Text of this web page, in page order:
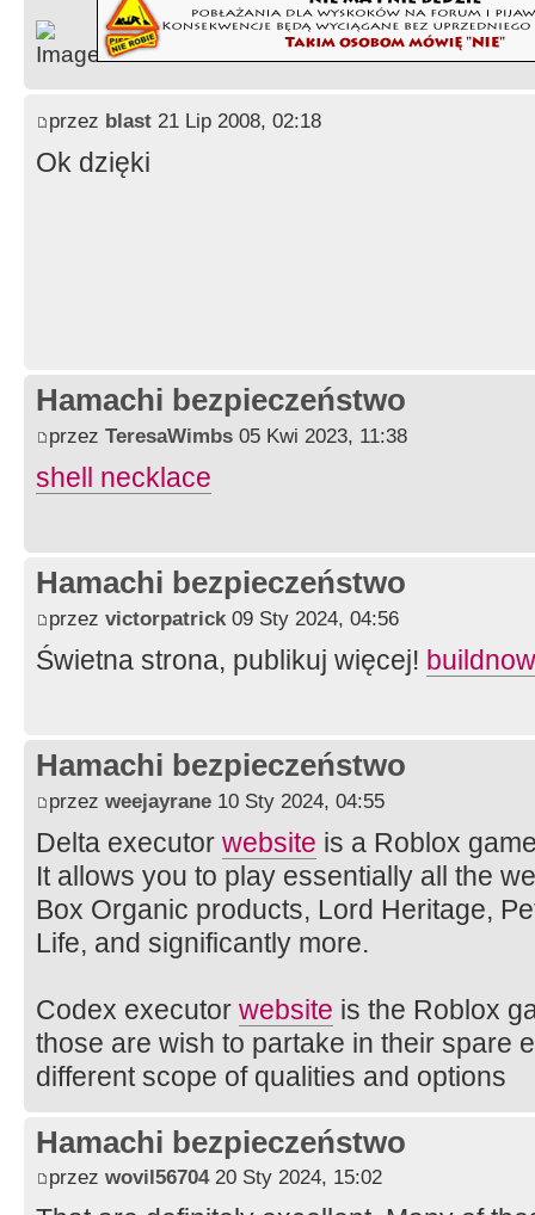
przez blast 21 Lip 2008, 02:18
Ok dzięki
Hamachi bezpieczeństwo
przez TeresaWimbs 05 Kwi 2023, 11:38
shell necklace
Hamachi bezpieczeństwo
przez victorpatrick 09 Sty 2024, 04:56
Świetna strona, publikuj więcej!
Hamachi bezpieczeństwo
przez weejayrane 10 Sty 2024, 04:55
Delta executor website is a Roblox
It allows you to play essentially all the
Box Organic products, Lord Heritage,
Life, and significantly more.
Codex executor website is the Roblox
those are wish to partake in their spare
different scope of qualities and options
Hamachi bezpieczeństwo
przez wovil5670420 Sty 2024, 15:02